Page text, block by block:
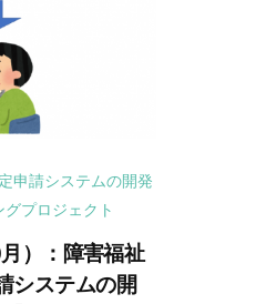
申請システムの開発
プロジェクト
）：障害福祉
システムの開